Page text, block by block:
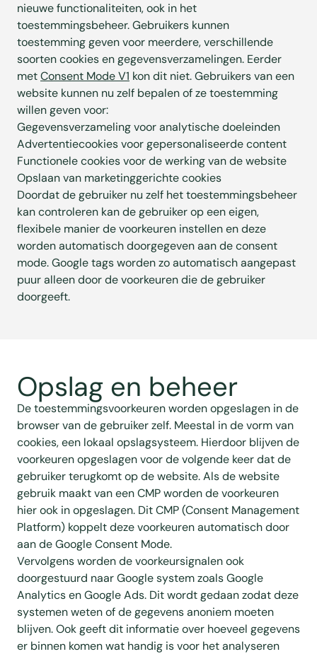
nieuwe functionaliteiten, ook in het
toestemmingsbeheer. Gebruikers kunnen
toestemming geven voor meerdere, verschillende
soorten cookies en gegevensverzamelingen. Eerder
metConsent Mode V1 kon dit niet. Gebruikers van een
website kunnen nu zelf bepalen of ze toestemming
willen geven voor:
Gegevensverzameling voor analytische doeleinden
Advertentiecookies voor gepersonaliseerde content
Functionele cookies voor de werking van de website
Opslaan van marketinggerichte cookies
Doordat de gebruiker nu zelf het toestemmingsbeheer
kan controleren kan de gebruiker op een eigen,
flexibele manier de voorkeuren instellen en deze
worden automatisch doorgegeven aan de consent
mode. Google tags worden zo automatisch aangepast
puur alleen door de voorkeuren die de gebruiker
doorgeeft.
Opslag en beheer
De toestemmingsvoorkeuren worden opgeslagen in de
browser van de gebruiker zelf. Meestal in de vorm van
cookies, een lokaal opslagsysteem. Hierdoor blijven de
voorkeuren opgeslagen voor de volgende keer dat de
gebruiker terugkomt op de website. Als de website
gebruik maakt van een CMP worden de voorkeuren
hier ook in opgeslagen. Dit CMP (Consent Management
Platform) koppelt deze voorkeuren automatisch door
aan de Google Consent Mode.
Vervolgens worden de voorkeursignalen ook
doorgestuurd naar Google system zoals Google
Analytics en Google Ads. Dit wordt gedaan zodat deze
systemen weten of de gegevens anoniem moeten
blijven. Ook geeft dit informatie over hoeveel gegevens
er binnen komen wat handig is voor het analyseren